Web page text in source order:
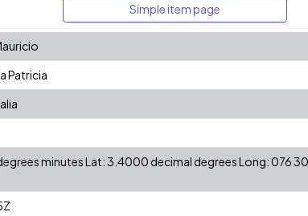
Simple item page
Patricia
minutes Lat: 3.4000 decimal degrees Long: 076